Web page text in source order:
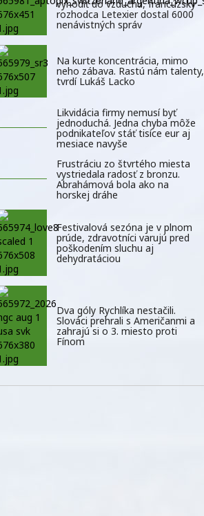
vyhodiť do vzduchu, francúzsky
rozhodca Letexier dostal 6000
nenávistných správ
Na kurte koncentrácia, mimo
neho zábava. Rastú nám talenty,
tvrdí Lukáš Lacko
Likvidácia firmy nemusí byť
jednoduchá. Jedna chyba môže
podnikateľov stáť tisíce eur aj
mesiace navyše
Frustráciu zo štvrtého miesta
vystriedala radosť z bronzu.
Abrahámová bola ako na
horskej dráhe
Festivalová sezóna je v plnom
prúde, zdravotníci varujú pred
poškodením sluchu aj
dehydratáciou
Dva góly Rychlíka nestačili.
Slováci prehrali s Američanmi a
zahrajú si o 3. miesto proti
Fínom